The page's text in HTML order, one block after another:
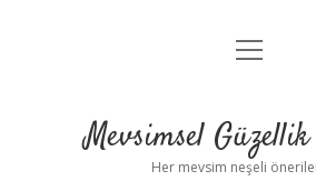
Anasayfa
Yasal Uyarı
menüyü
Mevsimsel
Her mevsim neşeli